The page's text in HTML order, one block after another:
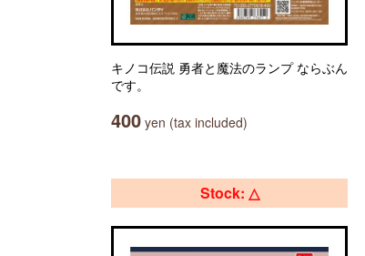
キノコ伝説 勇者と魔法のランプ ならぶん
です。
400 yen (tax included)
Stock: △